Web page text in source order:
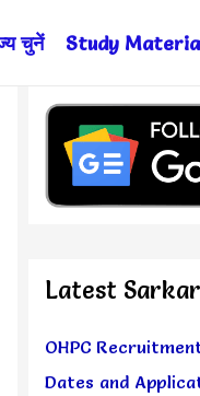
चुनें Study
Latest
OHPC
Dates and